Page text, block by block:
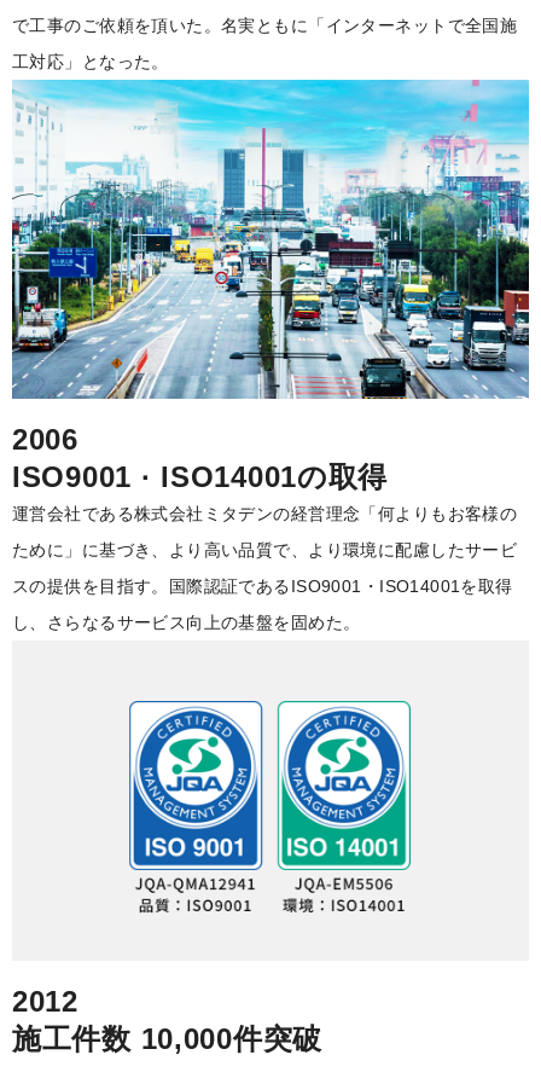
で工事のご依頼を頂いた。名実ともに「インターネットで全国施
工対応」となった。
2006
ISO9001 · ISO14001の取得
運営会社である株式会社ミタデンの経営理念「何よりもお客様の
ために」に基づき、より高い品質で、より環境に配慮したサービ
スの提供を目指す。国際認証であるISO9001・ISO14001を取得
し、さらなるサービス向上の基盤を固めた。
2012
施工件数 10,000件突破